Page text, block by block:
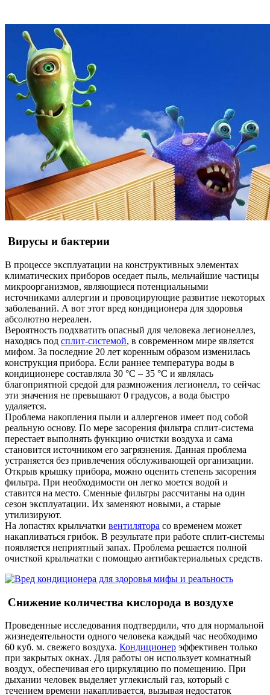
Вирусы и бактерии
В процессе эксплуатации на конструктивных элементах
климатических приборов оседает пыль, мельчайшие частицы
микроорганизмов, являющиеся потенциальными
источниками аллергии и провоцирующие развитие некоторых
заболеваний. А вот этот вред кондиционера для здоровья
абсолютно нереален.
Вероятность подхватить опасный для человека легионеллез,
находясь под сплит-системой, в современном мире является
мифом. За последние 20 лет коренным образом изменилась
конструкция прибора. Если раннее температура воды в
кондиционере составляла 30 °С – 35 °С и являлась
благоприятной средой для размножения легионелл, то сейчас
эти значения не превышают 0 градусов, а вода быстро
удаляется.
Проблема накопления пыли и аллергенов имеет под собой
реальную основу. По мере засорения фильтра сплит-система
перестает выполнять функцию очистки воздуха и сама
становится источником его загрязнения. Данная проблема
устраняется без привлечения обслуживающей организации.
Открыв крышку прибора, можно оценить степень засорения
фильтра. При необходимости он легко моется водой и
ставится на место. Сменные фильтры рассчитаны на один
сезон эксплуатации. Их заменяют новыми, а старые
утилизируют.
На лопастях крыльчатки вентилятора со временем может
накапливаться грибок. В результате при работе сплит-системы
появляется неприятный запах. Проблема решается полной
очисткой крыльчатки с помощью антибактериальных средств.
Снижение количества кислорода в воздухе
Проведенные исследования подтвердили, что для нормальной
жизнедеятельности одного человека каждый час необходимо
60 куб. м. свежего воздуха. Кондиционер эффективен только
при закрытых окнах. Для работы он использует комнатный
воздух, обеспечивая его циркуляцию по помещению. При
дыхании человек выделяет углекислый газ, который с
течением времени накапливается, вызывая недостаток